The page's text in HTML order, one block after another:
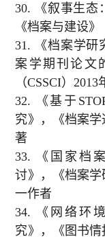
30.
《叙事生
《档案与建设》
31.
《档案学
案学期刊论文
（CSSCI） 2013
32.
《基于
究》，《档案学
著
33.
《国家档
讨》，《档案学
一作者
34.
《网络环
究》，《图书